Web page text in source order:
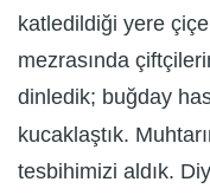
katledildiği yere
mezrasında
dinledik; buğday
kucaklaştık.
tesbihimizi aldık.